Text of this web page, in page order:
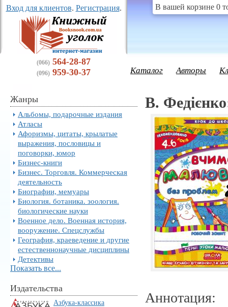
Вход для клиентов. Регистрация.
(066) 564-28-87
(096) 959-30-37
В вашей корзине 0
Каталог Авторы
Жанры
Альбомы, подарочные издания
Атласы
Афоризмы, цитаты, крылатые
выражения, пословицы и
поговорки, юмор
Бизнес-книги
Бизнес. Торговля. Коммерческая
деятельность
Биографии, мемуары
Биология. ботаника. зоология.
биологические науки
Военное дело. Военная история,
вооружение. Спецслужбы
География, краеведение и другие
естественнонаучные дисциплины
Детективы
Показать все...
Издательства
Азбука-классика
В.
Аннотация: